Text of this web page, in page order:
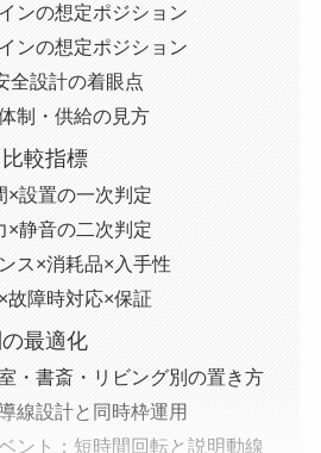
ンの想定ポジション
ンの想定ポジション
全設計の着眼点
制・供給の見方
較指標
×設置の一次判定
×静音の二次判定
ス×消耗品×入手性
故障時対応×保証
最適化
・書斎・リビング別の置き方
線設計と同時枠運用
ント：短時間回転と説明動線